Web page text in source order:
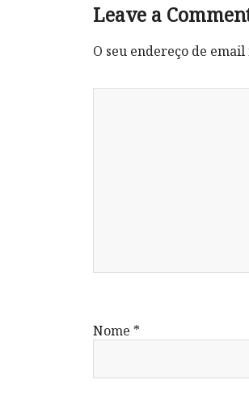
Leave a
O seu endereço de
Nome *